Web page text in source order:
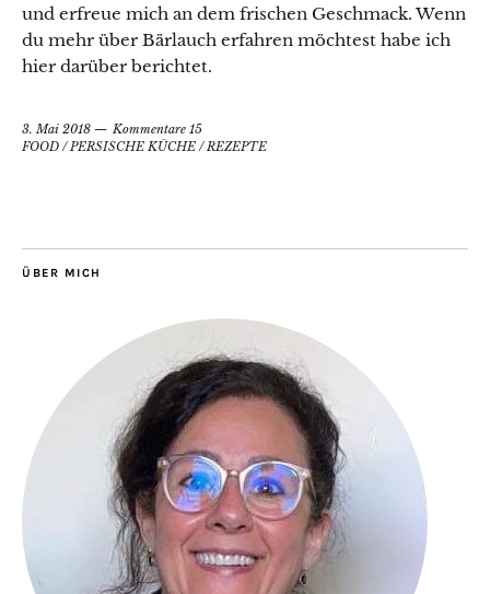
und erfreue mich an dem frischen Geschmack. Wenn
du mehr über Bärlauch erfahren möchtest habe ich
hier darüber berichtet.
3. Mai 2018
Kommentare 15
FOOD /PERSISCHE KÜCHE /REZEPTE
ÜBER MICH